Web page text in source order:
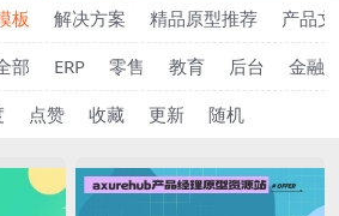
板 解决方案 精品原型推荐
产品
部 ERP 零售 教育 后台
金融
点赞 收藏 更新 随机